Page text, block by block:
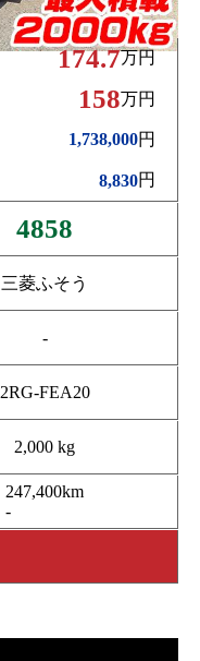
174.7万円
158万円
1,738,000円
8,830円
4858
三菱ふそう
-
2RG-FEA20
2,000 kg
247,400km
-